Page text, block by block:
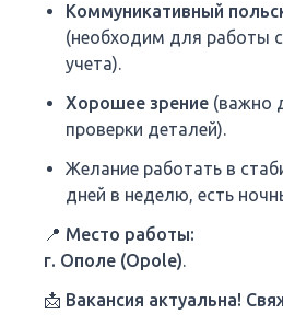
Коммуникативный
(необходим для работы
учета).
Хорошее зрение (важно
проверки деталей).
Желание работать в
дней в неделю, есть
📍 Место работы:
г. Ополе (Opole).
📩 Вакансия актуальна!